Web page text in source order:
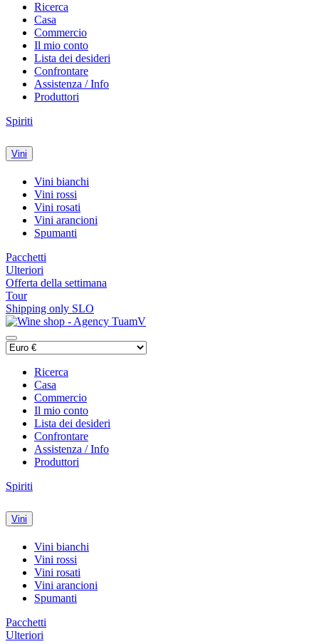
Ricerca
Casa
Commercio
Il mio conto
Lista dei desideri
Confrontare
Assistenza / Info
Produttori
Spiriti
Vini
Vini bianchi
Vini rossi
Vini rosati
Vini arancioni
Spumanti
Pacchetti
Ulteriori
Offerta della settimana
Tour
Shipping only SLO
Ricerca
Casa
Commercio
Il mio conto
Lista dei desideri
Confrontare
Assistenza / Info
Produttori
Spiriti
Vini
Vini bianchi
Vini rossi
Vini rosati
Vini arancioni
Spumanti
Pacchetti
Ulteriori